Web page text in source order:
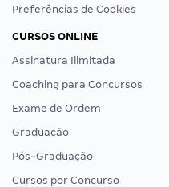
Preferências de Cookies
CURSOS ONLINE
Assinatura Ilimitada
Coaching para Concursos
Exame de Ordem
Graduação
Pós-Graduação
Cursos por Concurso